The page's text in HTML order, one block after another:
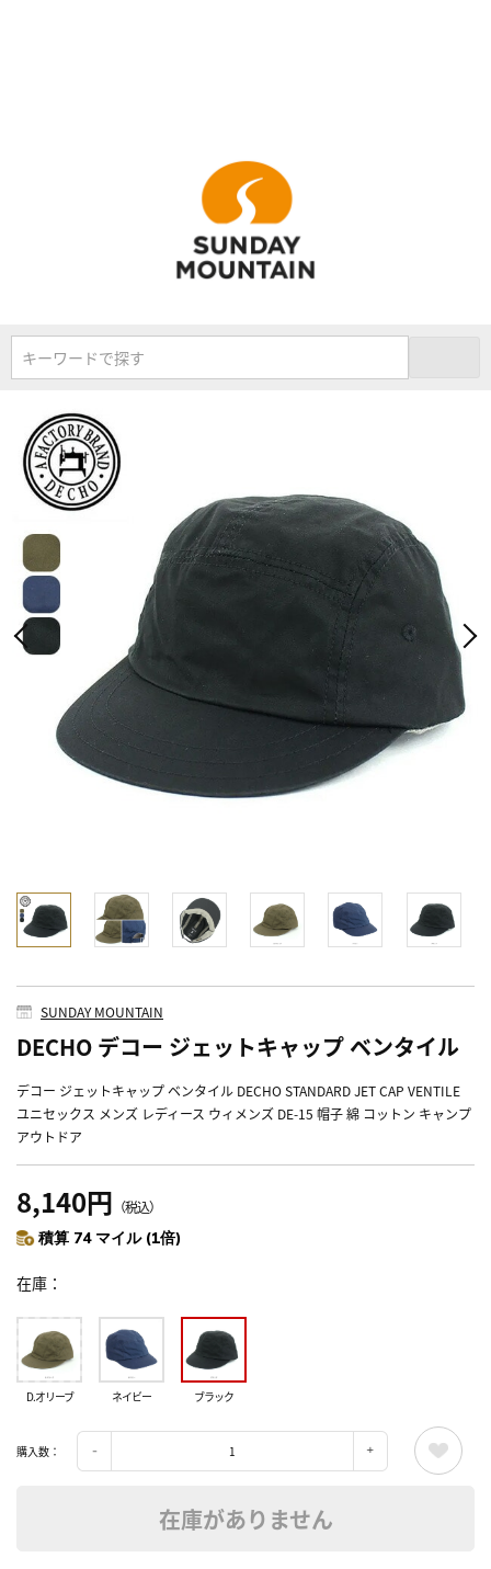
キーワードで探す
SUNDAY MOUNTAIN
DECHO デコー ジェットキャップ ベンタイル
デコー ジェットキャップ ベンタイル DECHO STANDARD JET CAP VENTILE
ユニセックス メンズ レディース ウィメンズ DE-15 帽子 綿 コットン キャンプ
アウトドア
8,140円 （税込）
積算 74 マイル (1倍)
在庫
D.オリーブ ネイビー ブラック
購入数：
在庫がありません